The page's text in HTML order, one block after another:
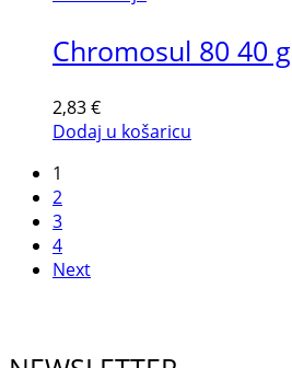
Chromosul 80 40 g
2,83€
Dodaj u košaricu
1
2
3
4
Next